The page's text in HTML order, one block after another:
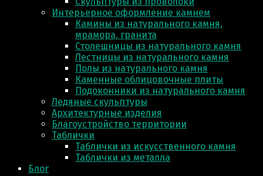
Интерьерное оформление камнем
Камины из натурального камня,
мрамора, гранита
Столешницы из натурального камня
Лестницы из натурального камня
Полы из натурального камня
Каменные облицовочные плиты
Подоконники из натурального камня
Ледяные скульптуры
Архитектурные изделия
Благоустройство территории
Таблички
Таблички из искусственного камня
Таблички из металла
Блог